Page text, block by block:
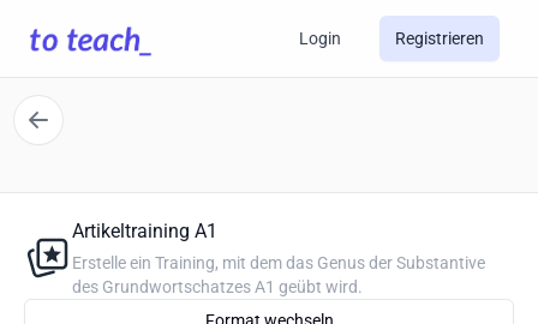
Login Registrieren
Artikeltraining A1
Erstelle ein Training, mit dem das Genus der Substantive
des Grundwortschatzes A1 geübt wird.